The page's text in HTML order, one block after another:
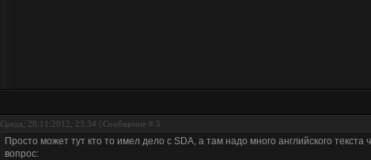
Среда, 28.11.2012, 23:34 | Сообщение # 5
Просто может тут кто то имел дело с SDA, а там надо много английского
вопрос: